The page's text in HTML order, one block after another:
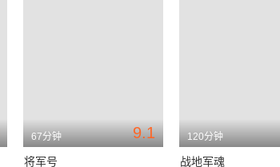
9.1
67分钟
将军号
120分钟
战地军魂